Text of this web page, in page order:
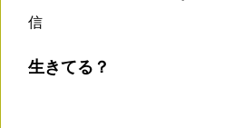
信
生きてる？